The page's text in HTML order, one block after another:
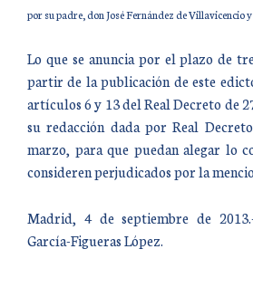
por su padre, don José Fernández de Villavicencio
Lo que se anuncia por el plazo de
partir de la publicación de este
artículos 6 y 13 del Real Decreto de
su redacción dada por Real
marzo, para que puedan alegar lo
consideren perjudicados por la
Madrid, 4 de septiembre de
García-Figueras López.